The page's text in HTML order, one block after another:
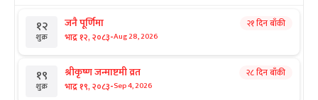
१२
शुक्र
जनै पूर्णिमा
भाद्र १२, २०८३-Aug 28, 2026
२१ दिन बाँकी
१९
शुक्र
श्रीकृष्ण जन्माष्टमी व्रत
भाद्र १९, २०८३-Sep 4, 2026
२८ दिन बाँकी